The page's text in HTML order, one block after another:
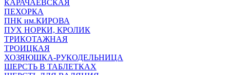
КАРАЧАЕВСКАЯ
ПЕХОРКА
ПНК им.КИРОВА
ПУХ НОРКИ, КРОЛИК
ТРИКОТАЖНАЯ
ТРОИЦКАЯ
ХОЗЯЮШКА-РУКОДЕЛЬНИЦА
ШЕРСТЬ В ТАБЛЕТКАХ